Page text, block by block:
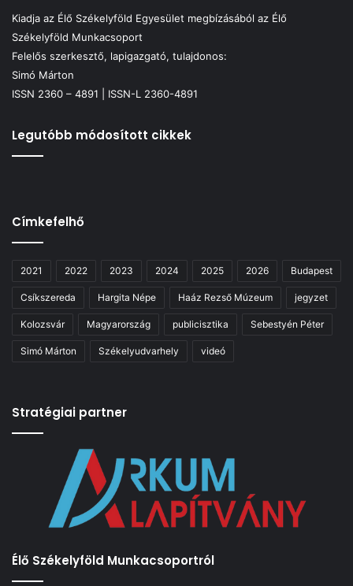
Kiadja az Élő Székelyföld Egyesület megbízásából az Élő
Székelyföld Munkacsoport
Felelős szerkesztő, lapigazgató, tulajdonos:
Simó Márton
ISSN 2360 – 4891 | ISSN-L 2360-4891
Legutóbb módosított cikkek
Címkefelhő
2021 2022 2023 2024 2025 2026 Budapest
Csíkszereda Hargita Népe Haáz Rezső Múzeum jegyzet
Kolozsvár Magyarország publicisztika Sebestyén Péter
Simó Márton Székelyudvarhely videó
Stratégiai partner
Élő Székelyföld Munkacsoportról